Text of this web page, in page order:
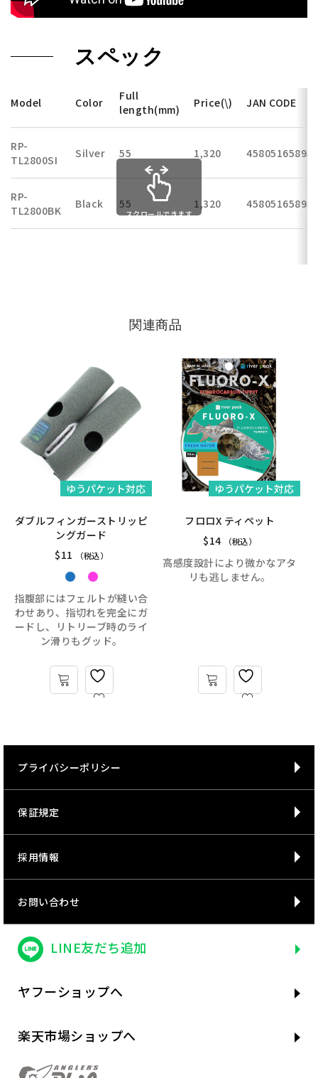
スペック
Model Color
Full
length(mm)
Price(\) JAN CODE
RP-
TL2800SI
Silver 55 1,320
RP-
TL2800BK
Black 55 1,320
スクロールできます
関連商品
ゆうパケット対応
ダブルフィンガーストリッピ
ングガード
$11 （税込）
指腹部にはフェルトが縫い合
わせあり、指切れを完全にガ
ードし、リトリーブ時のライ
ン滑りもグッド。
ゆうパケット対応
フロロX ティペット
$14 （税込）
高感度設計により微かなアタ
リも逃しません。
プライバシーポリシー
保証規定
採用情報
お問い合わせ
LINE友だち追加
ヤフーショップへ
楽天市場ショップへ